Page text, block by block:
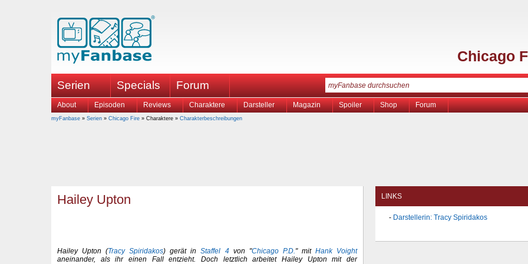
Chicago
Serien Specials Forum
About Episoden Reviews Charaktere Darsteller Magazin Spoiler Shop Forum
myFanbase » Serien » Chicago Fire » Charaktere » Charakterbeschreibungen
Hailey Upton
Hailey Upton (Tracy Spiridakos) gerät inStaffel 4von "Chicago P.D." mit Hank Voight
aneinander, als ihr einen Fall entzieht. Doch letztlich arbeitet Hailey Upton mit der
LINKS
Darstellerin: Tracy Spiridakos